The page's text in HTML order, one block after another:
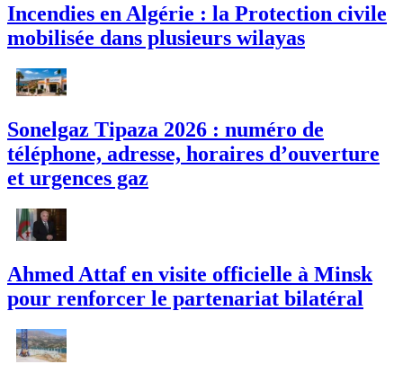
Incendies en Algérie : la Protection civile
mobilisée dans plusieurs wilayas
Sonelgaz Tipaza 2026 : numéro de
téléphone, adresse, horaires d’ouverture
et urgences gaz
Ahmed Attaf en visite officielle à Minsk
pour renforcer le partenariat bilatéral